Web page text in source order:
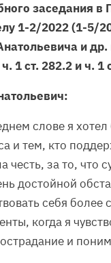
заседания
1-2/2022 (1-5/
и др.
1 ст. 282.2 и ч. 1
слове я
и тем, кто
честь, за то, что
достойной
себя
когда я
и